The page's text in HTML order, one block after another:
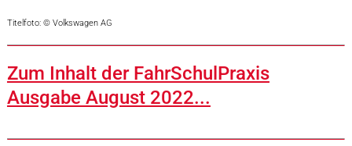
Titelfoto: © Volkswagen AG
Zum Inhalt der FahrSchulPraxis
Ausgabe August 2022...